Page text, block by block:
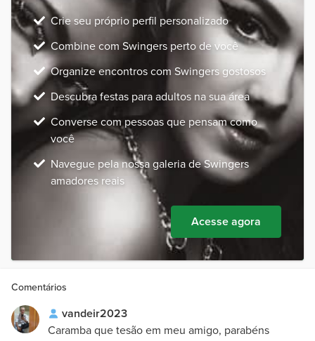
Crie seu próprio perfil personalizado
Combine com Swingers perto de você
Organize encontros com Swingers gostosos
Descubra festas para adultos na sua área
Converse com pessoas que pensam como
você
Navegue pela nossa galeria de Swingers
amadores reais
Acesse agora
Comentários
vandeir2023
Caramba que tesão em meu amigo, parabéns